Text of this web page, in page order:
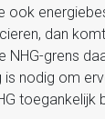
ook
dan
NHG-grens
is nodig om
toegankelijk